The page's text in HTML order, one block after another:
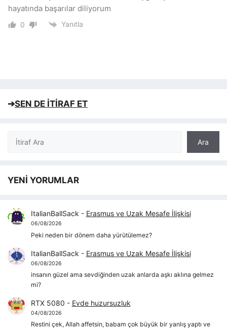
hayatında başarılar diliyorum
0 Yanıtla
➔SEN DE İTİRAF ET
Ara
Ara
YENİ YORUMLAR
ItalianBallSack - Erasmus ve Uzak Mesafe İlişkisi
06/08/2026
Peki neden bir dönem daha yürütülemez?
ItalianBallSack - Erasmus ve Uzak Mesafe İlişkisi
06/08/2026
insanın güzel ama sevdiğinden uzak anlarda aşkı aklına gelmez
mi?
RTX 5080 - Evde huzursuzluk
04/08/2026
Restini çek, Allah affetsin, babam çok büyük bir yanlış yaptı ve